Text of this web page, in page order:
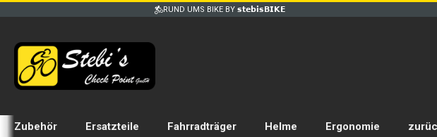
RUND UMS BIKE BY 𝘀𝘁𝗲𝗯𝗶𝘀𝗕𝗜𝗞𝗘
Zubehör Ersatzteile Fahrradträger Helme Ergonomie